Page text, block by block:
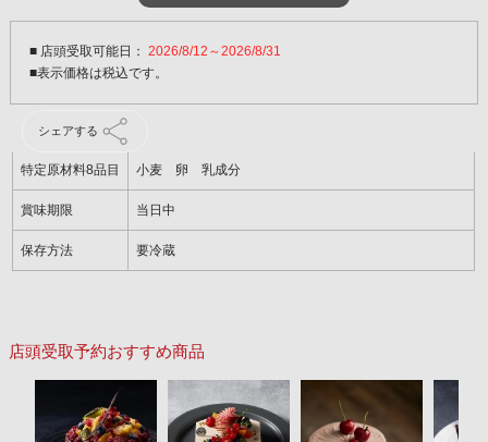
■ 店頭受取可能日：2026/8/12～2026/8/31
シェアする
特定原材料8品目 小麦 卵 乳成分
賞味期限 当日中
保存方法 要冷蔵
店頭受取予約おすすめ商品